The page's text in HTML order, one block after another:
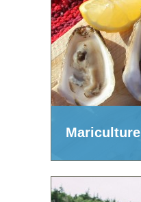
Mariculture